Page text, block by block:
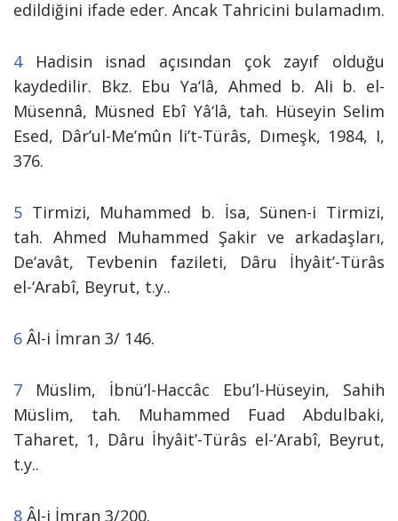
edildiğini ifade eder. Ancak Tahricini bulamadım.
4Hadisin isnad açısından çok zayıf olduğu
kaydedilir. Bkz. Ebu Ya‘lâ, Ahmed b. Ali b. el-
Müsennâ, Müsned Ebî Yâ‘lâ, tah. Hüseyin Selim
Esed, Dâr’ul-Me’mûn li’t-Türâs, Dımeşk, 1984, I,
376.
5 Tirmizi, Muhammed b. İsa, Sünen-i Tirmizi,
tah. Ahmed Muhammed Şakir ve arkadaşları,
De‘avât, Tevbenin fazileti, Dâru İhyâit’-Türâs
el-‘Arabî, Beyrut, t.y..
6 Âl-i İmran 3/ 146.
7 Müslim, İbnü’l-Haccâc Ebu’l-Hüseyin, Sahih
Müslim, tah. Muhammed Fuad Abdulbaki,
Taharet, 1, Dâru İhyâit’-Türâs el-‘Arabî, Beyrut,
t.y..
8 Âl-i İmran 3/200.